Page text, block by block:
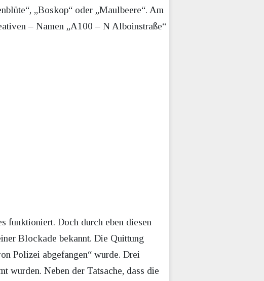
„Boskop“ oder „Maulbeere“. Am
– Namen „A100 – N Alboinstraße“
funktioniert. Doch durch eben diesen
Blockade bekannt. Die Quittung
Polizei abgefangen“ wurde. Drei
wurden. Neben der Tatsache, dass die